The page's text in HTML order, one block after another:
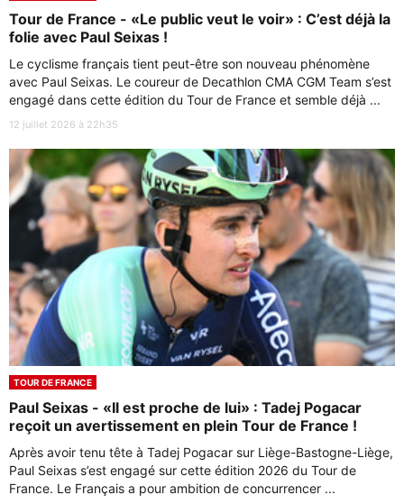
Tour de France - «Le public veut le voir» : C’est déjà la
folie avec Paul Seixas !
Le cyclisme français tient peut-être son nouveau phénomène
avec Paul Seixas. Le coureur de Decathlon CMA CGM Team s’est
engagé dans cette édition du Tour de France et semble déjà ...
12 juillet 2026 à 22h35
TOUR DE FRANCE
Paul Seixas - «Il est proche de lui» : Tadej Pogacar
reçoit un avertissement en plein Tour de France !
Après avoir tenu tête à Tadej Pogacar sur Liège-Bastogne-Liège,
Paul Seixas s’est engagé sur cette édition 2026 du Tour de
France. Le Français a pour ambition de concurrencer ...